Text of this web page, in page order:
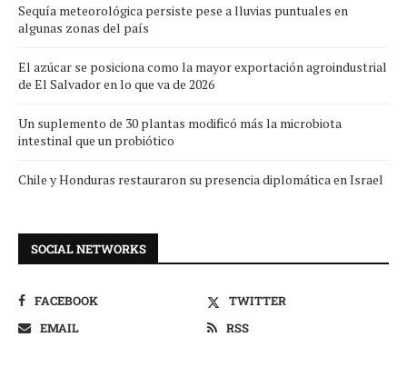
Sequía meteorológica persiste pese a lluvias puntuales en
algunas zonas del país
El azúcar se posiciona como la mayor exportación agroindustrial
de El Salvador en lo que va de 2026
Un suplemento de 30 plantas modificó más la microbiota
intestinal que un probiótico
Chile y Honduras restauraron su presencia diplomática en Israel
SOCIAL NETWORKS
FACEBOOK
TWITTER
EMAIL
RSS